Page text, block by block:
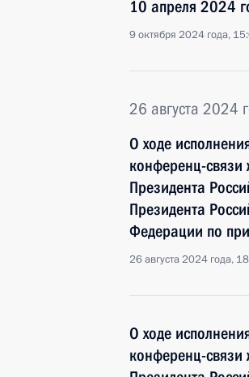
10 апреля 2024
9 октября 2024 года,
26 августа 2024
О ходе
конференц-
Президента
Президента
Федерации по
26 августа 2024 года,
О ходе
конференц-